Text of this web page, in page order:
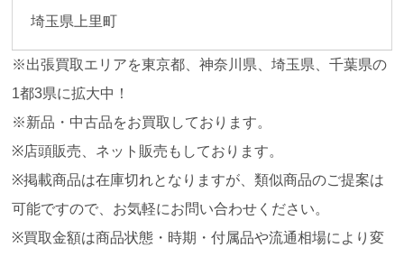
埼玉県上里町
※出張買取エリアを東京都、神奈川県、埼玉県、千葉県の
1都3県に拡大中！
※新品・中古品をお買取しております。
※店頭販売、ネット販売もしております。
※掲載商品は在庫切れとなりますが、類似商品のご提案は
可能ですので、お気軽にお問い合わせください。
※買取金額は商品状態・時期・付属品や流通相場により変